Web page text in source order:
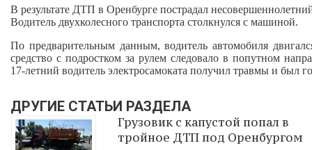
В результате ДТП в Оренбурге пострадал
Водитель двухколесного транспорта столкнулся с машиной.
По предварительным данным, водитель автомобиля
средство с подростком за рулем следовало в попутном
17‑летний водитель электросамоката получил травмы и был
ДРУГИЕ СТАТЬИ РАЗДЕЛА
Грузовик с капустой попал в
тройное ДТП под Оренбургом